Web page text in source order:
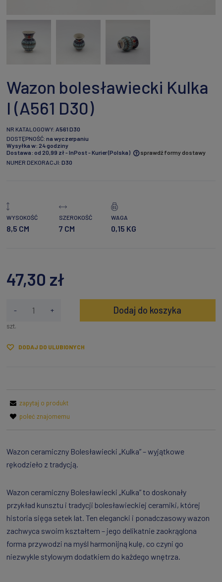
Wazon bolesławiecki Kulka
I (A561 D30)
NR KATALOGOWY: A561 D30
DOSTĘPNOŚĆ: na wyczerpaniu
Wysyłka w: 24 godziny
Dostawa: od 20,99 zł- InPost - Kurier(Polska)
Cena nie zawiera ewentualnych kosztów płatności
sprawdź formy dostawy
NUMER DEKORACJI: D30
WYSOKOŚĆ
8,5 CM
SZEROKOŚĆ
7 CM
WAGA
0,15 KG
47,30 zł
- +
szt.
Dodaj do koszyka
DODAJ DO ULUBIONYCH
zapytaj o produkt
poleć znajomemu
Wazon ceramiczny Bolesławiecki „Kulka” – wyjątkowe
rękodzieło z tradycją.
Wazon ceramiczny Bolesławiecki „Kulka” to doskonały
przykład kunsztu i tradycji bolesławieckiej ceramiki, której
historia sięga setek lat. Ten elegancki i ponadczasowy wazon
zachwyca swoim kształtem – jego delikatnie zaokrąglona
forma przywodzi na myśl harmonijną kulę, co czyni go
niezwykle stylowym dodatkiem do każdego wnętrza.